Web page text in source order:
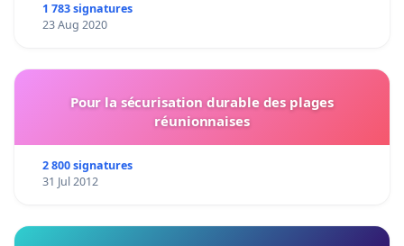
1 783 signatures
23 Aug 2020
Pour la sécurisation durable des plages
réunionnaises
2 800 signatures
31 Jul 2012